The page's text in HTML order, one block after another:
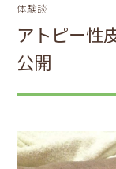
体験談
アトピー
公開